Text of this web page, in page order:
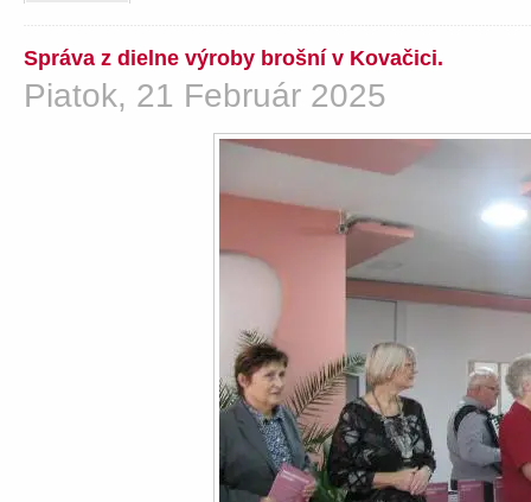
Správa z dielne výroby brošní v Kovačici.
Piatok, 21 Február 2025